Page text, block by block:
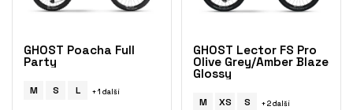
GHOST Poacha Full
Party
M S L + 1 další
GHOST Lector FS Pro
Olive Grey/Amber Blaze
Glossy
M XS S + 2 další